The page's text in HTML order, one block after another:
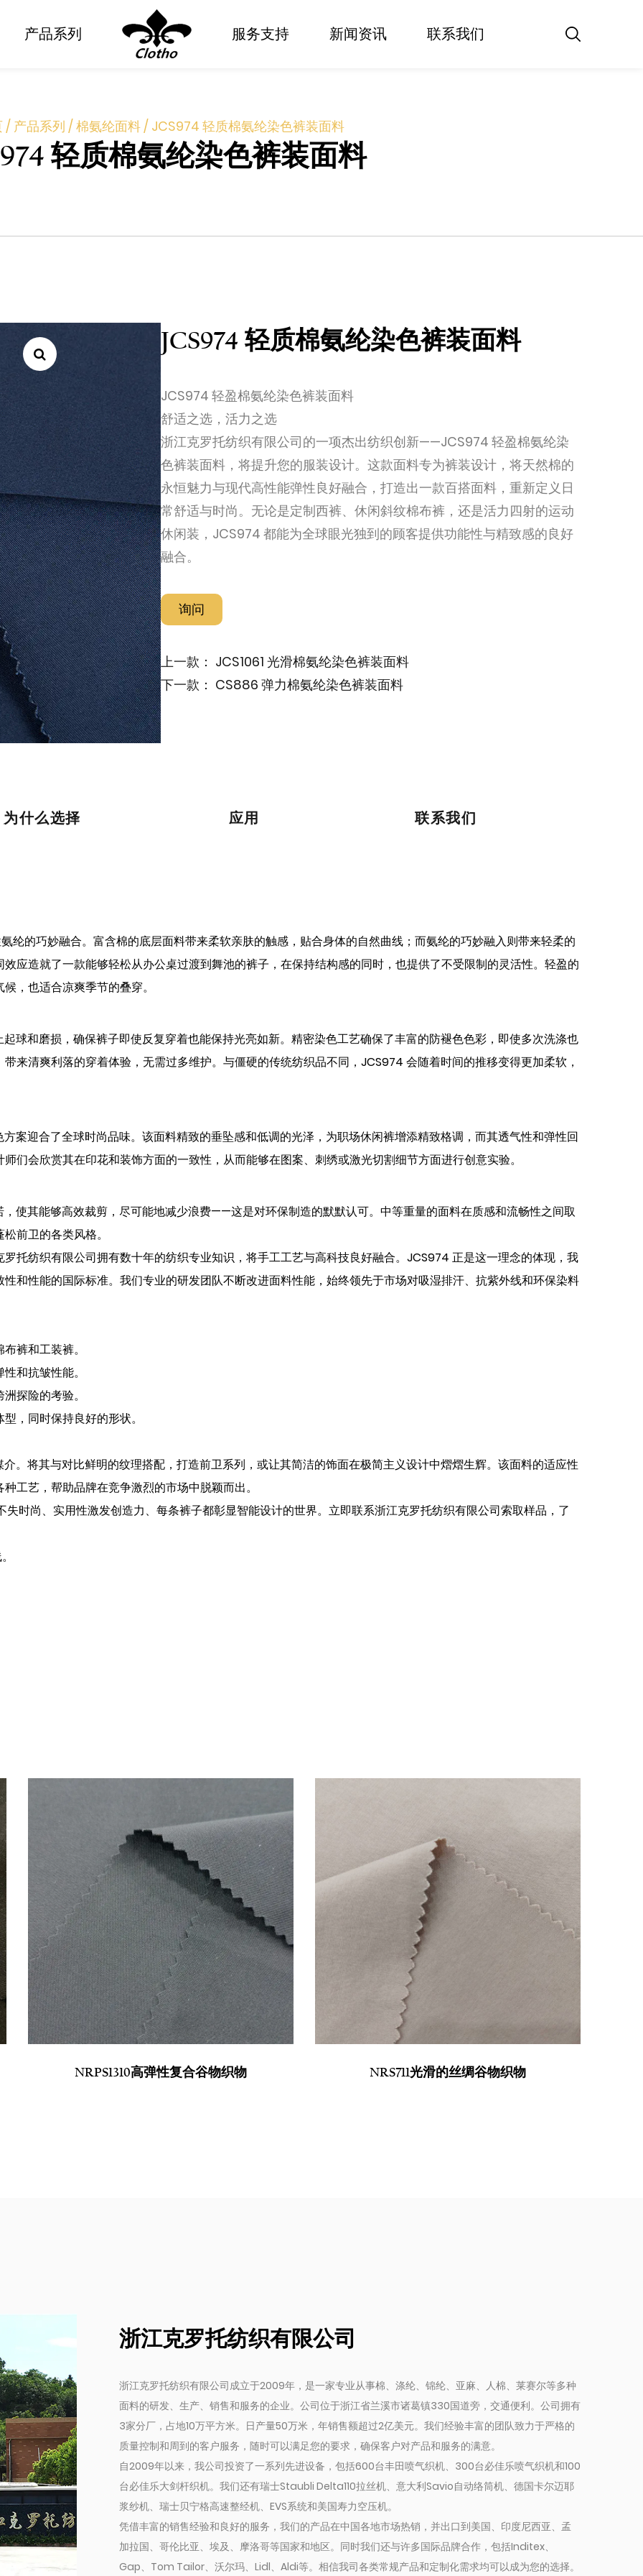
产品系列 服务支持 新闻资讯 联系我们
/ 产品系列 /棉氨纶面料/ JCS974 轻质棉氨纶染色裤装面料
轻质棉氨纶染色裤装面料
JCS974 轻质棉氨纶染色裤装面料
JCS974 轻盈棉氨纶染色裤装面料
舒适之选，活力之选
浙江克罗托纺织有限公司的一项杰出纺织创新——JCS974 轻盈棉氨纶染
色裤装面料，将提升您的服装设计。这款面料专为裤装设计，将天然棉的
永恒魅力与现代高性能弹性良好融合，打造出一款百搭面料，重新定义日
常舒适与时尚。无论是定制西裤、休闲斜纹棉布裤，还是活力四射的运动
休闲装，JCS974 都能为全球眼光独到的顾客提供功能性与精致感的良好
融合。
询问
上一款： JCS1061 光滑棉氨纶染色裤装面料
下一款： CS886 弹力棉氨纶染色裤装面料
为什么选择 应用 联系我们
的巧妙融合。富含棉的底层面料带来柔软亲肤的触感，贴合身体的自然曲线；而氨纶的巧妙融入则带来轻柔的
应造就了一款能够轻松从办公桌过渡到舞池的裤子，在保持结构感的同时，也提供了不受限制的灵活性。轻盈的
，也适合凉爽季节的叠穿。
球和磨损，确保裤子即使反复穿着也能保持光亮如新。精密染色工艺确保了丰富的防褪色色彩，即使多次洗涤也
来清爽利落的穿着体验，无需过多维护。与僵硬的传统纺织品不同，JCS974 会随着时间的推移变得更加柔软，
案迎合了全球时尚品味。该面料精致的垂坠感和低调的光泽，为职场休闲裤增添精致格调，而其透气性和弹性回
们会欣赏其在印花和装饰方面的一致性，从而能够在图案、刺绣或激光切割细节方面进行创意实验。
使其能够高效裁剪，尽可能地减少浪费——这是对环保制造的默默认可。中等重量的面料在质感和流畅性之间取
前卫的各类风格。
托纺织有限公司拥有数十年的纺织专业知识，将手工工艺与高科技良好融合。JCS974 正是这一理念的体现，我
和性能的国际标准。我们专业的研发团队不断改进面料性能，始终领先于市场对吸湿排汗、抗紫外线和环保染料
裤和工装裤。
和抗皱性能。
探险的考验。
，同时保持良好的形状。
。将其与对比鲜明的纹理搭配，打造前卫系列，或让其简洁的饰面在极简主义设计中熠熠生辉。该面料的适应性
工艺，帮助品牌在竞争激烈的市场中脱颖而出。
时尚、实用性激发创造力、每条裤子都彰显智能设计的世界。立即联系浙江克罗托纺织有限公司索取样品，了
NRPS1310高弹性复合谷物织物 NRS711光滑的丝绸谷物织物
浙江克罗托纺织有限公司
浙江克罗托纺织有限公司成立于2009年，是一家专业从事棉、涤纶、锦纶、亚麻、人棉、莱赛尔等多种
面料的研发、生产、销售和服务的企业。公司位于浙江省兰溪市诸葛镇330国道旁，交通便利。公司拥有
3家分厂，占地10万平方米。日产量50万米，年销售额超过2亿美元。我们经验丰富的团队致力于严格的
质量控制和周到的客户服务，随时可以满足您的要求，确保客户对产品和服务的满意。
自2009年以来，我公司投资了一系列先进设备，包括600台丰田喷气织机、300台必佳乐喷气织机和100
台必佳乐大剑杆织机。我们还有瑞士Staubli Delta110拉丝机、意大利Savio自动络筒机、德国卡尔迈耶
浆纱机、瑞士贝宁格高速整经机、EVS系统和美国寿力空压机。
凭借丰富的销售经验和良好的服务，我们的产品在中国各地市场热销，并出口到美国、印度尼西亚、孟
加拉国、哥伦比亚、埃及、摩洛哥等国家和地区。同时我们还与许多国际品牌合作，包括Inditex、
Gap、Tom Tailor、沃尔玛、Lidl、Aldi等。相信我司各类常规产品和定制化需求均可以成为您的选择。